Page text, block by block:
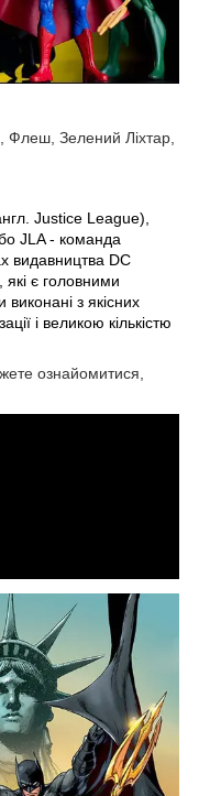
Зелений Ліхтар,
Justice League),
JLA - команда
видавництва DC
які є головними
виконані з якісних
і великою кількістю
ознайомитися,